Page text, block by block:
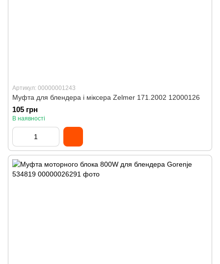
Артикул: 00000001243
Муфта для блендера і міксера Zelmer 171.2002 12000126
105 грн
В наявності